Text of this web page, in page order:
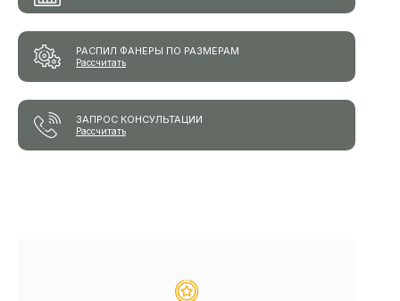
РАСПИЛ ФАНЕРЫ ПО РАЗМЕРАМ
Рассчитать
ЗАПРОС КОНСУЛЬТАЦИИ
Рассчитать